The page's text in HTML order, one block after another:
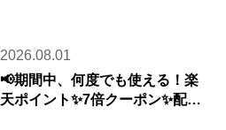
2026.08.01
📢期間中、何度でも使える！楽
天ポイント✨7倍クーポン✨配布